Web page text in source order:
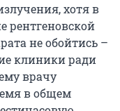
хотя в
рентгеновской
не обойтись –
клиники ради
врачу
в общем